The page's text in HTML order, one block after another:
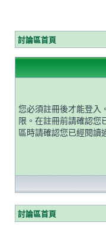
討論區首頁
您必須註冊後才能登入
限。在註冊前請確認您
區時請確認您已經閱讀
討論區首頁